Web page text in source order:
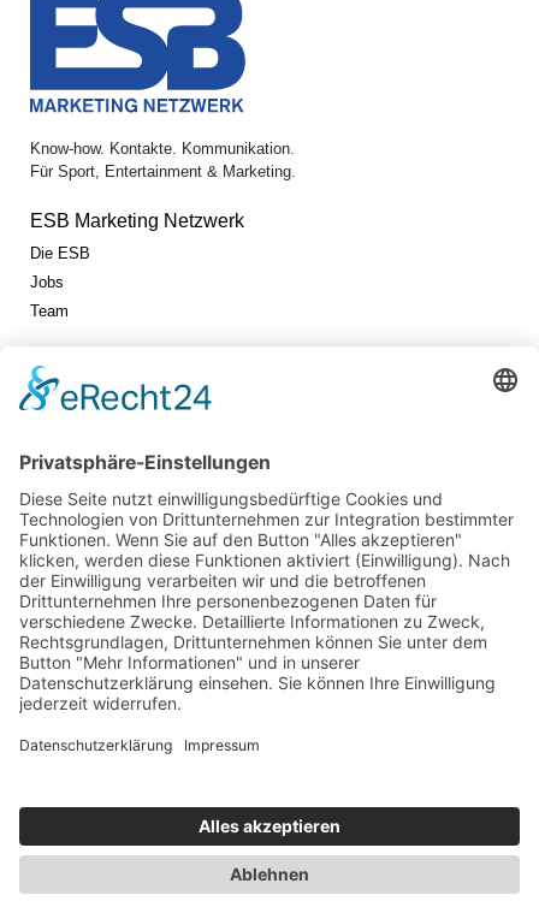
Know-how. Kontakte. Kommunikation.
Für Sport, Entertainment & Marketing.
ESB Marketing Netzwerk
Die ESB
Jobs
Team
Jetzt vernetzen!
Die ESB auf LinkedIn
Newsletter abonnieren
Events
360° ENTERTAINMENT
eps ARENA SUMMIT
FANCOMMERCE FORUM
MARKENFESTIVAL
Markenforum
SCHWEIZER MARKENKONGRESS
SPORT.FORUM.SCHWEIZ
SPORT.TOURISMUS.FORUM